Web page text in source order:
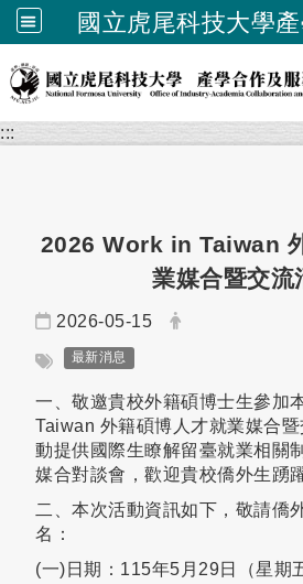
國立虎尾科技大學
跳到主要
:::
2026 Work in Taiwan
業媒合暨交流
日期：
2026-05-15
發布者：
標籤：
最新消息
一、敬邀貴校外籍碩博士生參加
Taiwan 外籍碩博人才就業媒合
動提供國際生瞭解留臺就業相關
媒合對談會，歡迎貴校僑外生踴
二、本次活動資訊如下，敬請僑
名：
(一)日期：115年5月29日（星期